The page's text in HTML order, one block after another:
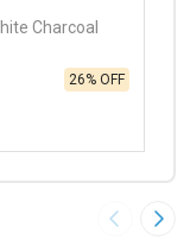
Charcoal
26% OFF
Imagem